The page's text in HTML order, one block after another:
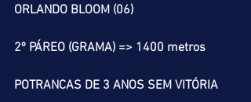
ORLANDO BLOOM (06)
2º PÁREO (GRAMA) => 1400 metros
POTRANCAS DE 3 ANOS SEM VITÓRIA